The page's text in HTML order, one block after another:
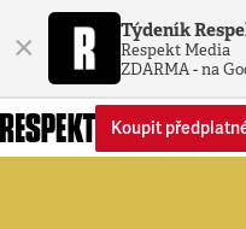
× Týdeník
Respekt Media
ZDARMA - na
Koupit